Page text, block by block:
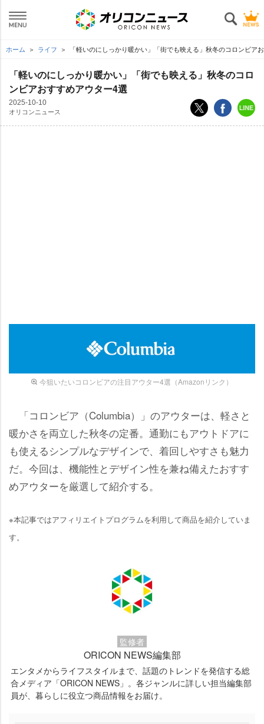
ホーム ライフ 「軽いのにしっかり暖かい」「街でも映える」秋冬のコロンビア
「軽いのにしっかり暖かい」「街でも映える」秋冬のコロ
ンビアおすすめアウター4選
2025-10-10
オリコンニュース
今狙いたいコロンビアの注目アウター4選（Amazonリンク）
「コロンビア（Columbia）」のアウターは、軽さと
暖かさを両立した秋冬の定番。通勤にもアウトドアに
も使えるシンプルなデザインで、着回しやすさも魅力
だ。今回は、機能性とデザイン性を兼ね備えたおすす
めアウターを厳選して紹介する。
※本記事ではアフィリエイトプログラムを利用して商品を紹介していま
す。
監修者
ORICON NEWS編集部
エンタメからライフスタイルまで、話題のトレンドを発信する総
合メディア「ORICON NEWS」。各ジャンルに詳しい担当編集部
員が、暮らしに役立つ商品情報をお届け。